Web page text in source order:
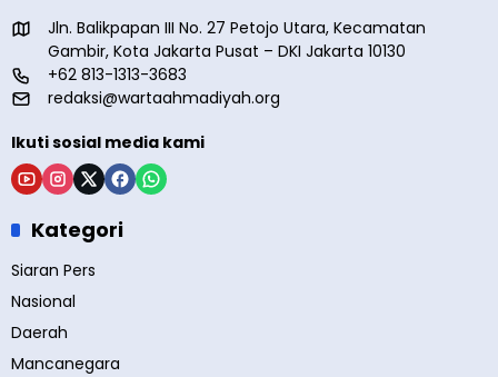
Jln. Balikpapan III No. 27 Petojo Utara, Kecamatan
Gambir, Kota Jakarta Pusat – DKI Jakarta 10130
+62 813-1313-3683
redaksi@wartaahmadiyah.org
Ikuti sosial media kami
Kategori
Siaran Pers
Nasional
Daerah
Mancanegara